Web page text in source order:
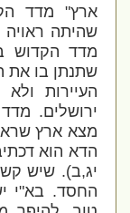
ארץ" מדד
שהיתה ראויה
מדד הקדוש
שתנתן בו את
העיירות
ירושלים.
מצא ארץ
הדא הוא
יג,ב). שיש קשר
החסד. בא"י